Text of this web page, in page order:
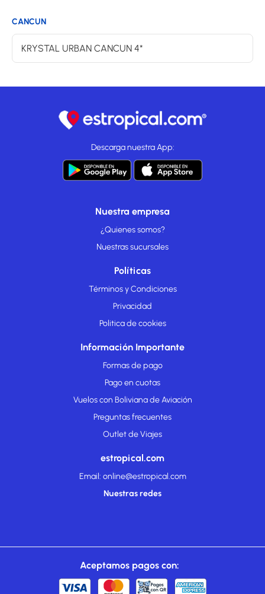
CANCUN
KRYSTAL URBAN CANCUN 4*
Descarga nuestra App:
Nuestra empresa
¿Quienes somos?
Nuestras sucursales
Políticas
Términos y Condiciones
Privacidad
Politica de cookies
Información Importante
Formas de pago
Pago en cuotas
Vuelos con Boliviana de Aviación
Preguntas frecuentes
Outlet de Viajes
estropical.com
Email: online@estropical.com
Nuestras redes
Aceptamos pagos con: